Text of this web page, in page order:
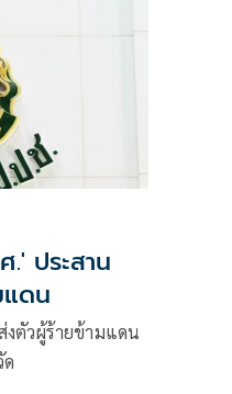
ประสาน
ดน
ตัวผู้ร้ายข้ามแดน